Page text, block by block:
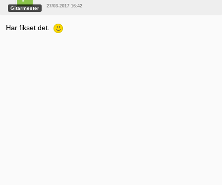
Gitarmester 27/03-2017 16:42
Har fikset det.